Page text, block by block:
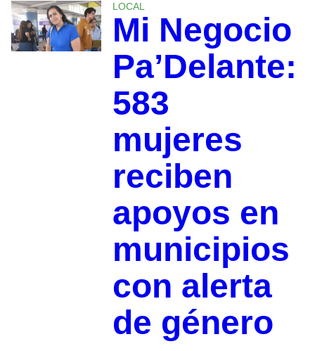
LOCAL
Mi Negocio
Pa’Delante:
583
mujeres
reciben
apoyos en
municipios
con alerta
de género